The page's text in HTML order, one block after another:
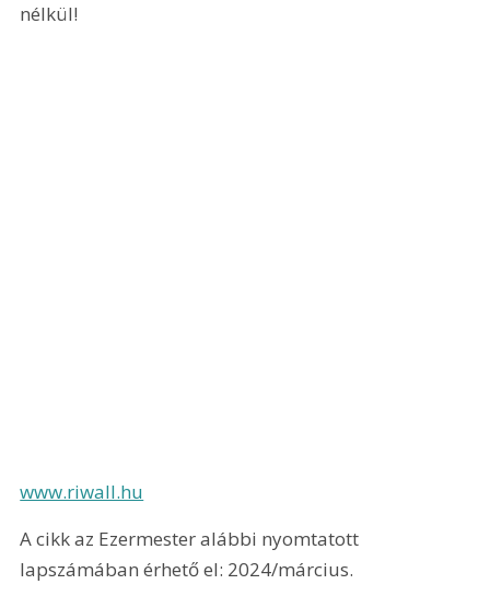
nélkül!
www.riwall.hu
A cikk az Ezermester alábbi nyomtatott
lapszámában érhető el: 2024/március.